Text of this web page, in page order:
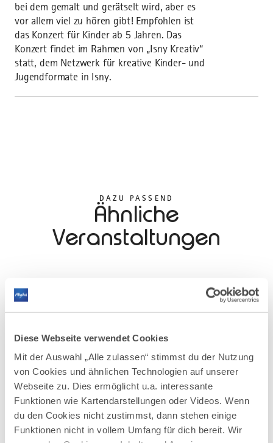
Diese Webseite verwendet Cookies
Mit der Auswahl „Alle zulassen“ stimmst du der Nutzung
von Cookies und ähnlichen Technologien auf unserer
Webseite zu. Dies ermöglicht u.a. interessante
Funktionen wie Kartendarstellungen oder Videos. Wenn
du den Cookies nicht zustimmst, dann stehen einige
Funktionen nicht in vollem Umfang für dich bereit. Wir
bei dem gemalt und gerätselt wird, aber es
vor allem viel zu hören gibt! Empfohlen ist
das Konzert für Kinder ab 5 Jahren. Das
Konzert findet im Rahmen von „Isny Kreativ“
statt, dem Netzwerk für kreative Kinder- und
Jugendformate in Isny.
DAZU PASSEND
Ähnliche
Veranstaltungen
FESTIVAL
EINZIGER TERMIN
1
Theaterfestival Isny
ISNYER THEATERFESTIVAL — ISNY 08.08.2026
Kulturfestival mit Musik und Workshops im Zirkuszelt -
Seit vielen Jahren steht das Theaterfestival Isny für
neun Tage Festivalfeeling der besonderen Art in Isny im
mehr